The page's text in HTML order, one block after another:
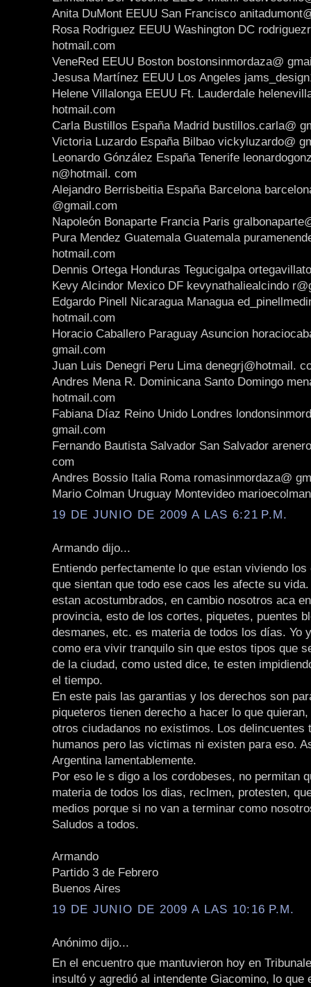
Anita DuMont EEUU San Francisco
Rosa Rodriguez EEUU Washington DC
hotmail.com
VeneRed EEUU Boston bostonsinmordaza@
Jesusa Martínez EEUU Los Angeles
Helene Villalonga EEUU Ft. Lauderdale
hotmail.com
Carla Bustillos España Madrid bustillos.carla@
Victoria Luzardo España Bilbao vickyluzardo@
Leonardo Gónzález España Tenerife
n@hotmail. com
Alejandro Berrisbeitia España Barcelona
@gmail.com
Napoleón Bonaparte Francia Paris
Pura Mendez Guatemala Guatemala
hotmail.com
Dennis Ortega Honduras Tegucigalpa
Kevy Alcindor Mexico DF kevynathaliealcindo
Edgardo Pinell Nicaragua Managua
hotmail.com
Horacio Caballero Paraguay Asuncion
gmail.com
Juan Luis Denegri Peru Lima denegrj@hotmail.
Andres Mena R. Dominicana Santo Domingo
hotmail.com
Fabiana Díaz Reino Unido Londres
gmail.com
Fernando Bautista Salvador San Salvador
com
Andres Bossio Italia Roma romasinmordaza@
Mario Colman Uruguay Montevideo
19 DE JUNIO DE 2009 A LAS 6:21 P.M.
Armando dijo...
Entiendo perfectamente lo que estan viviendo
que sientan que todo ese caos les afecte su
estan acostumbrados, en cambio nosotros aca
provincia, esto de los cortes, piquetes, puentes
desmanes, etc. es materia de todos los días. Yo
como era vivir tranquilo sin que estos tipos que
de la ciudad, como usted dice, te esten
el tiempo.
En este pais las garantias y los derechos son
piqueteros tienen derecho a hacer lo que
otros ciudadanos no existimos. Los delincuentes
humanos pero las victimas ni existen para eso.
Argentina lamentablemente.
Por eso le s digo a los cordobeses, no permitan
materia de todos los dias, reclmen, protesten,
medios porque si no van a terminar como
Saludos a todos.
Armando
Partido 3 de Febrero
Buenos Aires
19 DE JUNIO DE 2009 A LAS 10:16 P.M.
Anónimo dijo...
En el encuentro que mantuvieron hoy en
insultó y agredió al intendente Giacomino, lo que